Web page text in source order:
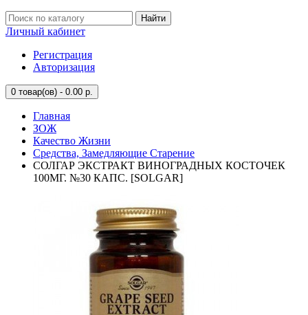
Найти
Личный кабинет
Регистрация
Авторизация
0 товар(ов) - 0.00 р.
Главная
ЗОЖ
Качество Жизни
Средства, Замедляющие Старение
СОЛГАР ЭКСТРАКТ ВИНОГРАДНЫХ КОСТОЧЕК
100МГ. №30 КАПС. [SOLGAR]